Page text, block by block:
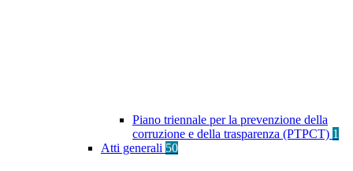
Piano triennale per la prevenzione della
corruzione e della trasparenza (PTPCT) 1
Atti generali 50